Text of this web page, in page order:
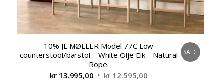
10% JL MØLLER Model 77C Low
counterstool/barstol – White Olje Eik – Natural
Rope.
kr13.995,00 Opprinnelig
kr 12.595,00
SALG